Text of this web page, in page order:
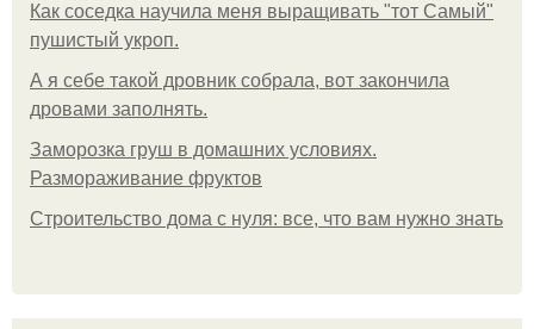
Как соседка научила меня выращивать "тот Самый"
пушистый укроп.
А я себе такой дровник собрала, вот закончила
дровами заполнять.
Заморозка груш в домашних условиях.
Размораживание фруктов
Строительство дома с нуля: все, что вам нужно знать